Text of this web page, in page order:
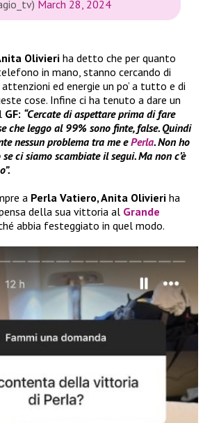
March 28, 2024
Olivieri ha detto che per quanto
in mano, stanno cercando di
ed energie un po’ a tutto e di
cose. Infine ci ha tenuto a dare un
GF: “Cercate di aspettare prima di fare
che leggo al 99% sono finte, false. Quindi
nessun problema tra me ePerla. Non ho
ci siamo scambiate il segui. Ma non c’è
a Perla Vatiero, Anita Olivieri ha
della sua vittoria al Grande
abbia festeggiato in quel modo.